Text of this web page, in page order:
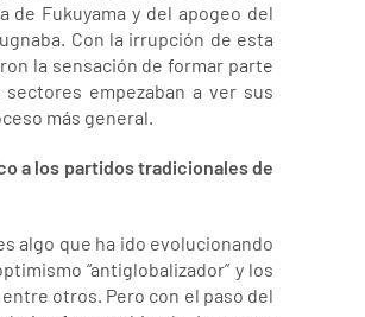
de Fukuyama y del apogeo del
Con la irrupción de esta
la sensación de formar parte
empezaban a ver sus
más general.
a los partidos tradicionales de
algo que ha ido evolucionando
“antiglobalizador” y los
otros. Pero con el paso del